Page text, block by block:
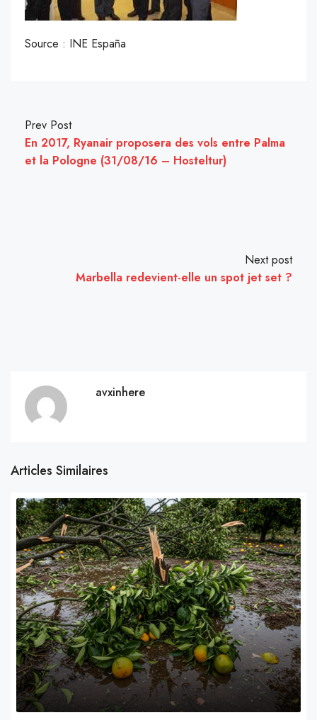
Source : INE España
Prev Post
En 2017, Ryanair proposera des vols entre Palma
et la Pologne (31/08/16 – Hosteltur)
Next post
Marbella redevient-elle un spot jet set ?
avxinhere
Articles Similaires